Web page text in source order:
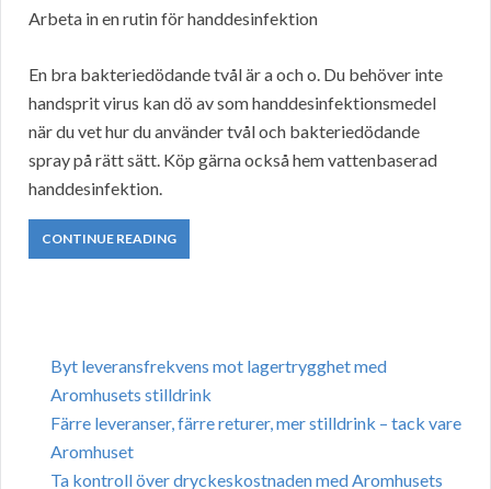
Arbeta in en rutin för handdesinfektion
En bra bakteriedödande tvål är a och o. Du behöver inte
handsprit virus kan dö av som handdesinfektionsmedel
när du vet hur du använder tvål och bakteriedödande
spray på rätt sätt. Köp gärna också hem vattenbaserad
handdesinfektion.
CONTINUE READING
Byt leveransfrekvens mot lagertrygghet med
Aromhusets stilldrink
Färre leveranser, färre returer, mer stilldrink – tack vare
Aromhuset
Ta kontroll över dryckeskostnaden med Aromhusets